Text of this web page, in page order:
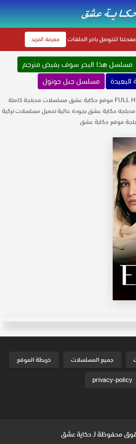
لتتوصل باخر الحلقات معرفة المزيد
مسلسل هذا البحر سوف يفيض مترجم
مسلسل جبل جونول
مسلسلات تركية مدبلجة كاملة FULL HD موقع حكاية عشق مسلسلات مدبلجة كاملة
حكاية عشق بجودة عالية تحميل مسلسلات تركية
موقع حكاية عشق
جميع المسلسلات
خريطة الموقع
privacy-policy
محفوظة لـحكاية عشق